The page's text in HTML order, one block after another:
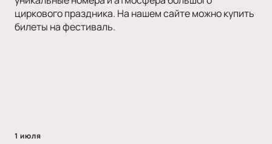
циркового праздника. На нашем сайте можно купить
билеты на фестиваль.
1 июля